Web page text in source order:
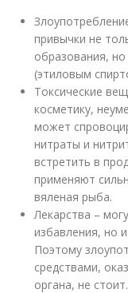
привычки не
образования,
(этиловым
Токсические
косметику,
может
нитраты и
встретить в
применяют
вяленая рыба.
Лекарства –
избавления, но
Поэтому
средствами,
органа, не